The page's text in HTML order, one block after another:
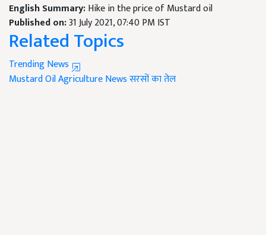
English Summary:Hike in the price of Mustard oil
Published on:31 July 2021, 07:40 PM IST
Related Topics
Trending News
Mustard OilAgriculture Newsसरसों का तेल